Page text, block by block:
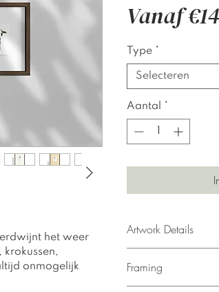
het weer
onmogelijk
Vanaf
Type *
Selecteren
Aantal *
Artwork Details
• Met de hand
• Gedrukt op
Framing